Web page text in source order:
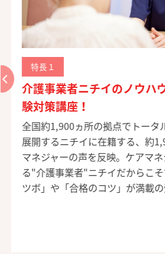
特長１
介護事業者ニチイのノウハ
験対策講座！
全国約1,900ヵ所の拠点でトータ
展開するニチイに在籍する、約
マネジャーの声を反映。ケアマ
る"介護事業者"ニチイだからこ
ツボ」や「合格のコツ」が満載の